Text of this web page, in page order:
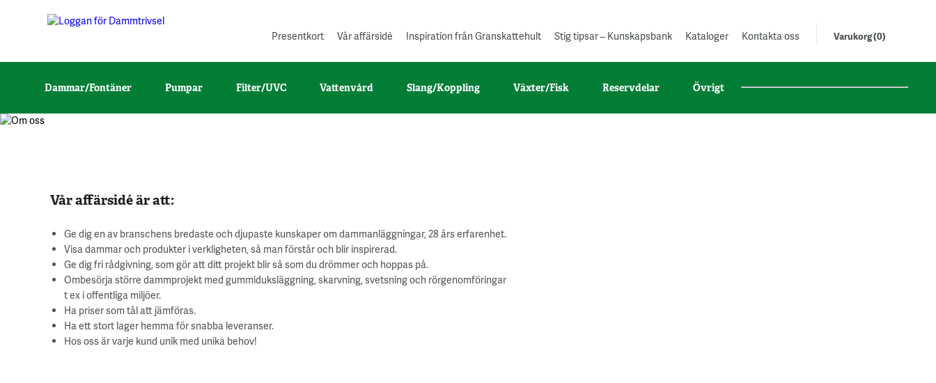
Varukorg (0)
Presentkort Vår affärsidé Inspiration från Granskattehult Stig tipsar – Kunskapsbank Kataloger Kontakta oss
Dammar/Fontäner Pumpar Filter/UVC Vattenvård Slang/Koppling Växter/Fisk Reservdelar Övrigt
Om oss
Vår affärsidé är att:
Ge dig en av branschens bredaste och djupaste kunskaper om dammanläggningar, 28 års erfarenhet.
Visa dammar och produkter i verkligheten, så man förstår och blir inspirerad.
Ge dig fri rådgivning, som gör att ditt projekt blir så som du drömmer och hoppas på.
Ombesörja större dammprojekt med gummiduksläggning, skarvning, svetsning och rörgenomföringar
t ex i offentliga miljöer.
Ha priser som tål att jämföras.
Ha ett stort lager hemma för snabba leveranser.
Hos oss är varje kund unik med unika behov!